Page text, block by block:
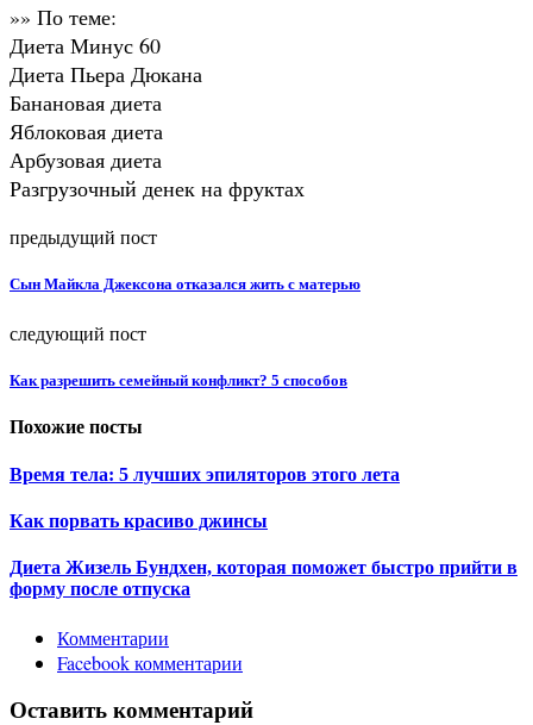
»» По теме:
Диета Минус 60
Диета Пьера Дюкана
Банановая диета
Яблоковая диета
Арбузовая диета
Разгрузочный денек на фруктах
предыдущий пост
Сын Майкла Джексона отказался жить с матерью
следующий пост
Как разрешить семейный конфликт? 5 способов
Похожие посты
Время тела: 5 лучших эпиляторов этого лета
Как порвать красиво джинсы
Диета Жизель Бундхен, которая поможет быстро прийти в
форму после отпуска
Комментарии
Facebook комментарии
Оставить комментарий